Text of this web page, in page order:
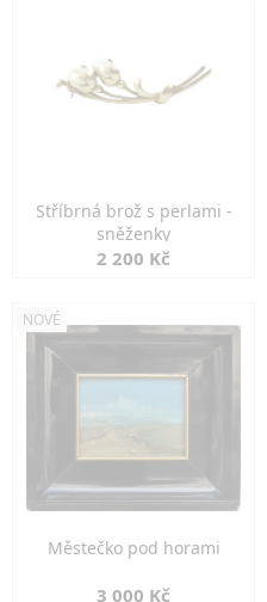
Stříbrná brož s perlami -
sněženky
2 200 Kč
NOVÉ
Městečko pod horami
3 000 Kč